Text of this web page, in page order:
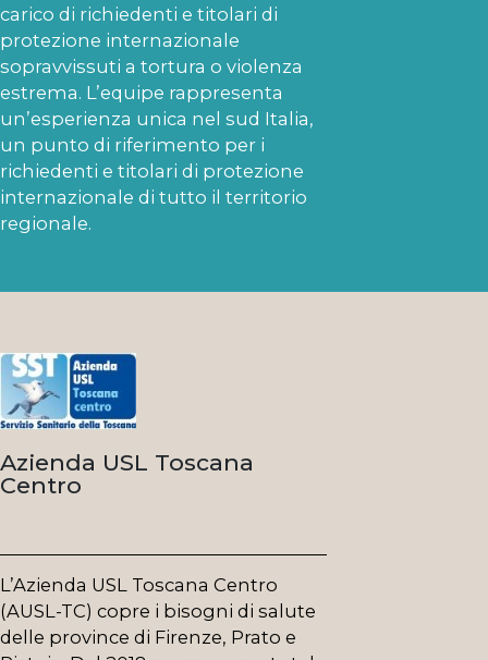
carico di richiedenti e titolari di
protezione internazionale
sopravvissuti a tortura o violenza
estrema. L’equipe rappresenta
un’esperienza unica nel sud Italia,
un punto di riferimento per i
richiedenti e titolari di protezione
internazionale di tutto il territorio
regionale.
Azienda USL Toscana
Centro
L’Azienda USL Toscana Centro
(AUSL-TC) copre i bisogni di salute
delle province di Firenze, Prato e